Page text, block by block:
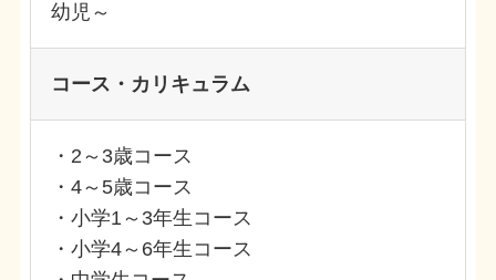
幼児～
コース・カリキュラム
・2～3歳コース
・4～5歳コース
・小学1～3年生コース
・小学4～6年生コース